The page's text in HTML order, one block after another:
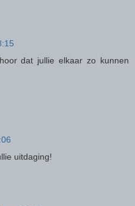
dat jullie elkaar zo kunnen
uitdaging!